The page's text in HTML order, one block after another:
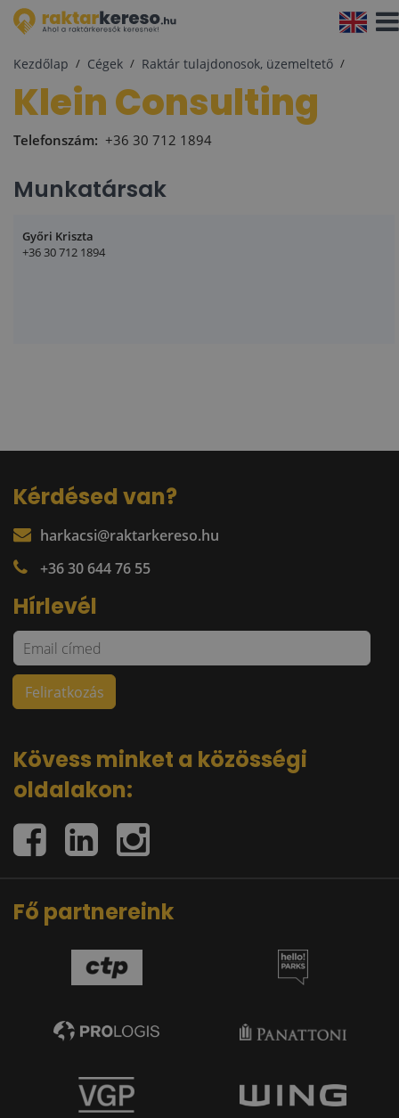
Kezdőlap Cégek Raktár tulajdonosok, üzemeltető
Klein Consulting
Telefonszám: +36 30 712 1894
Munkatársak
Győri Kriszta
+36 30 712 1894
Kérdésed van?
harkacsi@raktarkereso.hu
+36 30 644 76 55
Hírlevél
Kövess minket a közösségi
oldalakon:
Fő partnereink